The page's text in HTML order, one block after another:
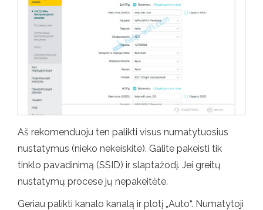
Aš rekomenduoju ten palikti visus numatytuosius
nustatymus (nieko nekeiskite). Galite pakeisti tik
tinklo pavadinimą (SSID) ir slaptažodį. Jei greitų
nustatymų procese jų nepakeitėte.
Geriau palikti kanalo kanalą ir plotį „Auto“. Numatytoji